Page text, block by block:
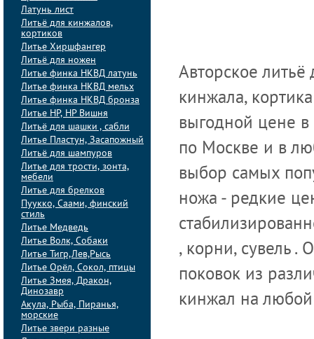
Латунь лист
Литьё для кинжалов,
кортиков
Литье Хиршфангер
Литьё для ножен
Литье финка НКВД латунь
Литье финка НКВД мельх
Литье финка НКВД бронза
Литье НР, НР Вишня
Литьё для шашки , сабли
Литье Пластун, Засапожный
Литьё для шампуров
Литье для трости, зонта,
мебели
Литье для брелков
Пуукко, Саами, финский
стиль
Литье Медведь
Литье Волк, Собаки
Литье Тигр,Лев,Рысь
Литье Орёл, Сокол, птицы
Литье Змея, Дракон,
Динозавр
Акула, Рыба, Пиранья,
морские
Литье звери разные
Авторское литьё
кинжала,
выгодной цене в
по Москве и в
выбор самых
ножа - редкие
, корни, сувель .
поковок из
кинжал на